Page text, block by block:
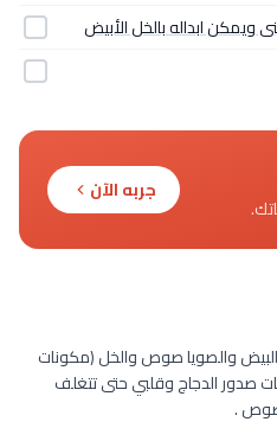
جربه الآن
والصويا صوص والخل (مكونات
صدور الدجاج وقلبي حتى تتغلف
.